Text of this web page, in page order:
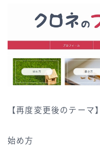
【再度変更後のテーマ】
始め方